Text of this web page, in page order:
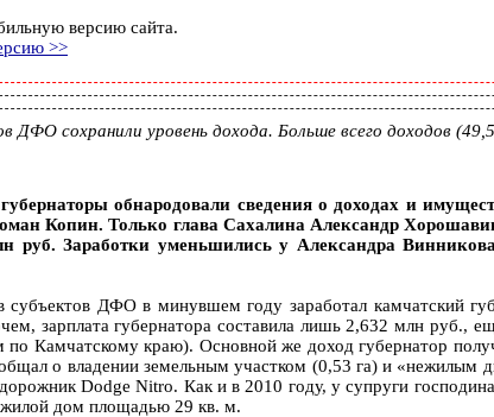
версию сайта.
>>
ДФО сохранили уровень дохода. Больше всего доходов
обнародовали сведения о доходах и
Копин. Только глава Сахалина Александр
руб. Заработки уменьшились у Александра
субъектов ДФО в минувшем году заработал камчатский
зарплата губернатора составила лишь 2,632 млн
по Камчатскому краю). Основной же доход губернатор
о владении земельным участком (0,53 га) и
Dodge Nitro. Как и в 2010 году, у супруги
дом площадью 29 кв. м.